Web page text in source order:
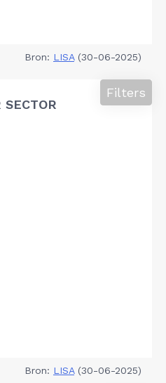
Bron: LISA(30-06-2025)
Filters
Bron: LISA(30-06-2025)